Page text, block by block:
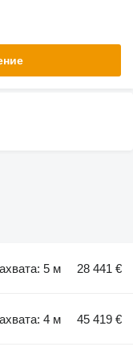
5 м 28 441 €
4 м 45 419 €